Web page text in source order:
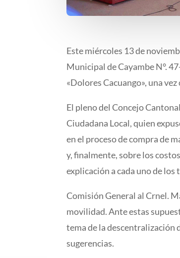
Este miércoles 13 de
Municipal de Cayambe N°.
«Dolores Cacuango», una
El pleno del Concejo
Ciudadana Local, quien
en el proceso de compra de
y, finalmente, sobre los
explicación a cada uno de los
Comisión General al Crnel.
movilidad. Ante estas
tema de la descentralización
sugerencias.